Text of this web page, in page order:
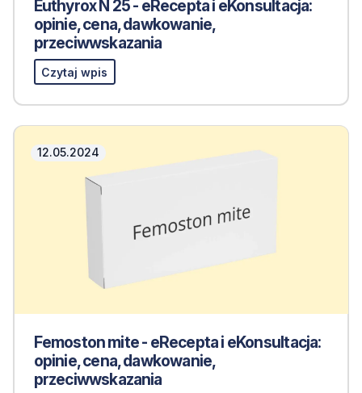
Euthyrox N 25 - eRecepta i eKonsultacja:
opinie, cena, dawkowanie,
przeciwwskazania
Czytaj wpis
12.05.2024
Femoston mite - eRecepta i eKonsultacja:
opinie, cena, dawkowanie,
przeciwwskazania